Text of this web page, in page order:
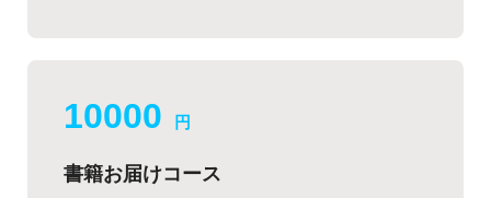
10000 円
書籍お届けコース